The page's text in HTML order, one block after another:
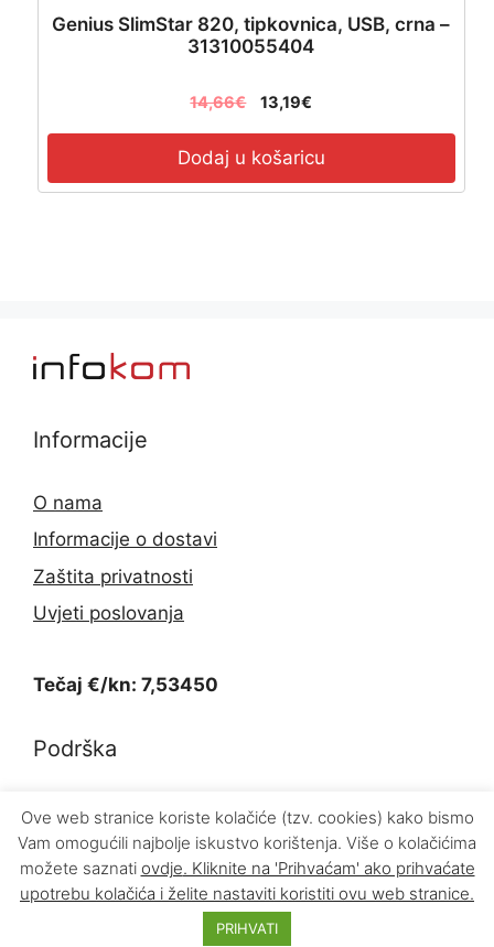
Genius SlimStar 820, tipkovnica, USB, crna –
31310055404
14,66€ 13,19€
Dodaj u košaricu
Informacije
O nama
Informacije o dostavi
Zaštita privatnosti
Uvjeti poslovanja
Tečaj €/kn: 7,53450
Podrška
Kontakt
Povrat proizvoda
© 2026 INFOKOM d.o.o.
Ove web stranice koriste kolačiće (tzv. cookies) kako bismo
Vam omogućili najbolje iskustvo korištenja. Više o kolačićima
možete saznati ovdje. Kliknite na 'Prihvaćam' ako prihvaćate
upotrebu kolačića i želite nastaviti koristiti ovu web stranice.
PRIHVATI